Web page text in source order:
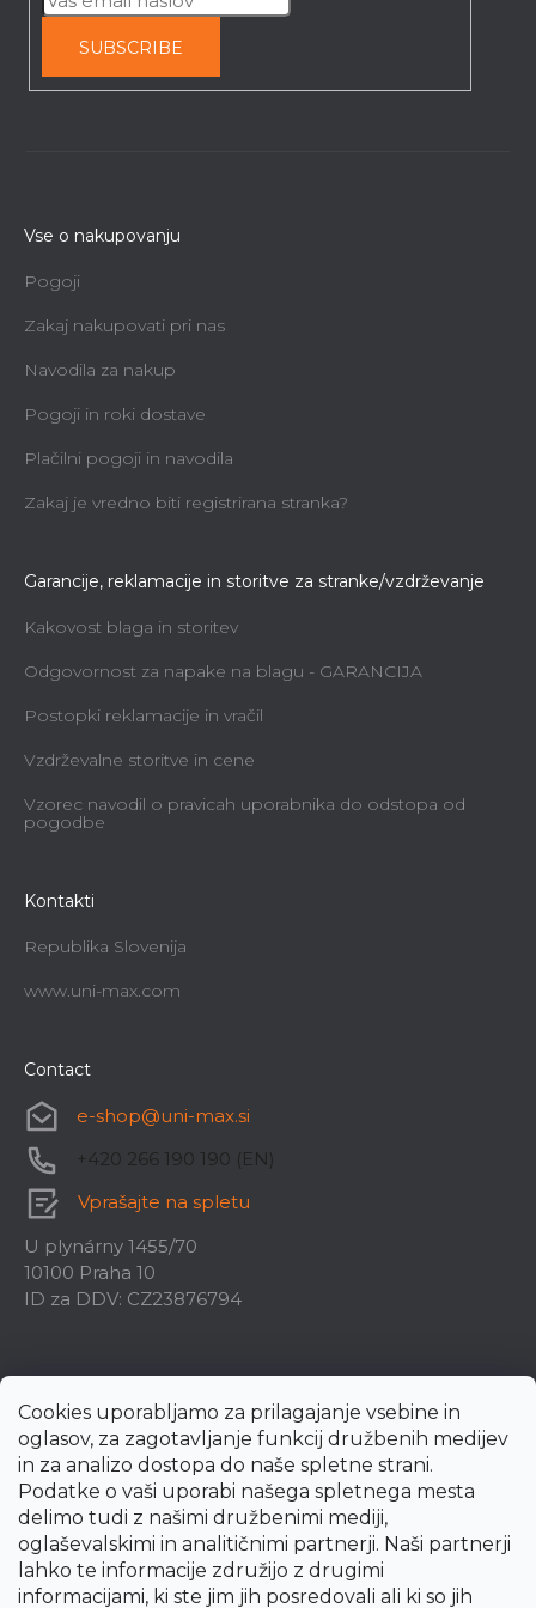
Cookies uporabljamo za prilagajanje vsebine in
oglasov, za zagotavljanje funkcij družbenih medijev
in za analizo dostopa do naše spletne strani.
Podatke o vaši uporabi našega spletnega mesta
delimo tudi z našimi družbenimi mediji,
oglaševalskimi in analitičnimi partnerji. Naši partnerji
lahko te informacije združijo z drugimi
informacijami, ki ste jim jih posredovali ali ki so jih
SUBSCRIBE
Vse o nakupovanju
Pogoji
Zakaj nakupovati pri nas
Navodila za nakup
Pogoji in roki dostave
Plačilni pogoji in navodila
Zakaj je vredno biti registrirana stranka?
Garancije, reklamacije in storitve za stranke/vzdrževanje
Kakovost blaga in storitev
Odgovornost za napake na blagu - GARANCIJA
Postopki reklamacije in vračil
Vzdrževalne storitve in cene
Vzorec navodil o pravicah uporabnika do odstopa od
pogodbe
Kontakti
Republika Slovenija
www.uni-max.com
Contact
e-shop@uni-max.si
+420 266 190 190 (EN)
Vprašajte na spletu
U plynárny 1455/70
10100 Praha 10
ID za DDV: CZ23876794